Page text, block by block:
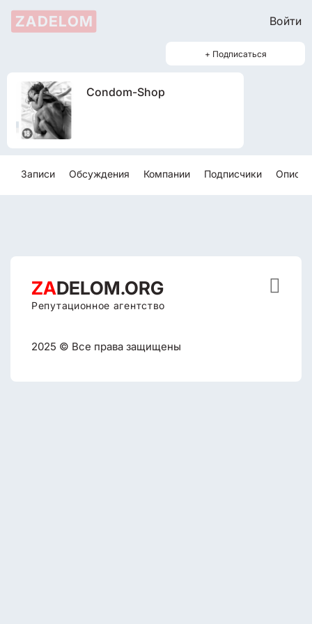
ZADELOM Войти
+ Подписаться
Condom-Shop
Записи Обсуждения Компании Подписчики
ZADELOM.ORG
Репутационное агентство
2025 © Все права защищены
